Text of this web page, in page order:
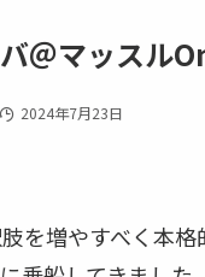
＠マッスル
2024年7月23日
を増やすべく本